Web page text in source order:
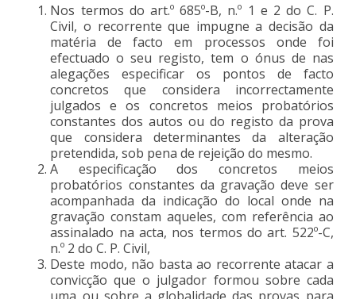
Nos termos do art.º 685º-B, n.º 1 e 2 do C. P.
Civil, o recorrente que impugne a decisão da
matéria de facto em processos onde foi
efectuado o seu registo, tem o ónus de nas
alegações especificar os pontos de facto
concretos que considera incorrectamente
julgados e os concretos meios probatórios
constantes dos autos ou do registo da prova
que considera determinantes da alteração
pretendida, sob pena de rejeição do mesmo.
A especificação dos concretos meios
probatórios constantes da gravação deve ser
acompanhada da indicação do local onde na
gravação constam aqueles, com referência ao
assinalado na acta, nos termos do art. 522º-C,
n.º 2 do C. P. Civil,
Deste modo, não basta ao recorrente atacar a
convicção que o julgador formou sobre cada